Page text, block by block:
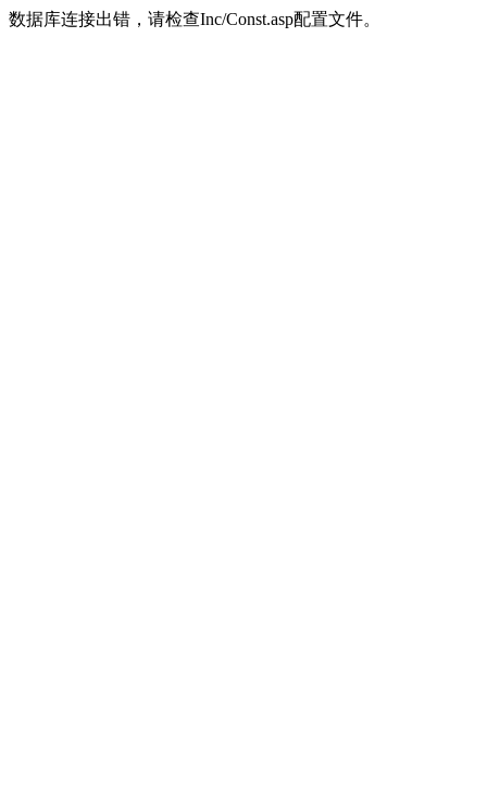
数据库连接出错，请检查Inc/Const.asp配置文件。